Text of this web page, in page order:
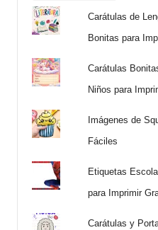
Carátulas de
Bonitas para
Carátulas
Niños para
Imágenes de
Fáciles
Etiquetas
para Imprimir
Carátulas y